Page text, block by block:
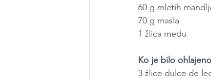
60 g mletih
70 g masla
1 žlica medu
Ko je bilo
3 žlice dulce de